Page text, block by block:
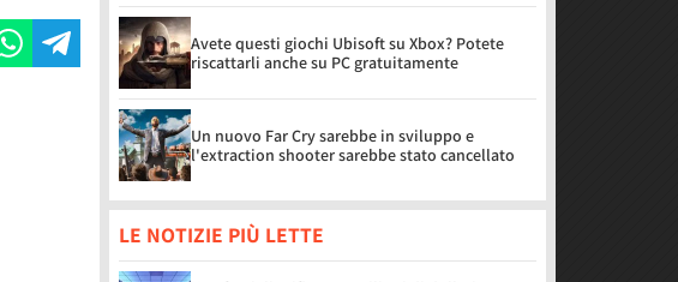
Avete questi giochi Ubisoft su Xbox? Potete
riscattarli anche su PC gratuitamente
Un nuovo Far Cry sarebbe in sviluppo e
l'extraction shooter sarebbe stato cancellato
LE NOTIZIE PIÙ LETTE